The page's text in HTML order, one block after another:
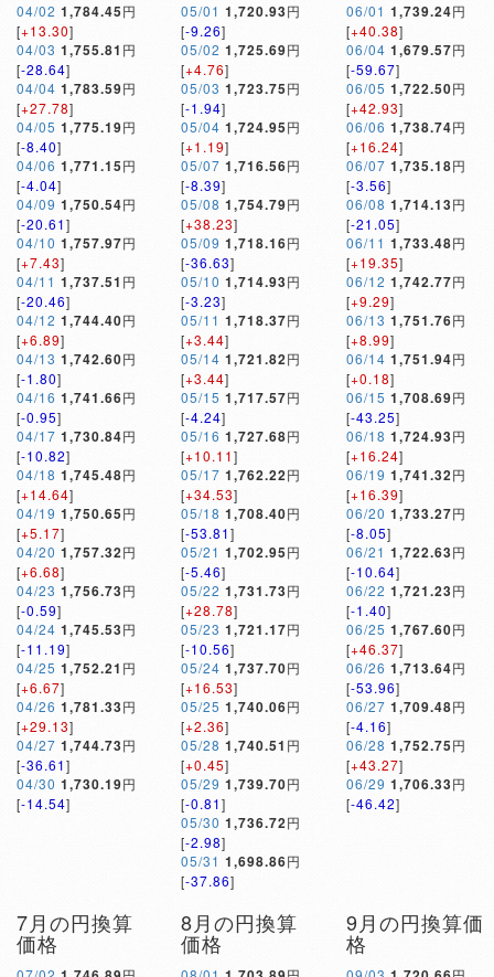
04/02 1,784.45円
[+13.30]
04/03 1,755.81 円
[-28.64]
04/04 1,783.59円
[+27.78]
04/05 1,775.19円
[-8.40]
04/06 1,771.15円
[-4.04]
04/09 1,750.54円
[-20.61]
04/10 1,757.97円
[+7.43]
04/11 1,737.51 円
[-20.46]
04/12 1,744.40円
[+6.89]
04/13 1,742.60円
[-1.80]
04/16 1,741.66円
[-0.95]
04/17 1,730.84円
[-10.82]
04/18 1,745.48円
[+14.64]
04/19 1,750.65円
[+5.17]
04/20 1,757.32円
[+6.68]
04/23 1,756.73円
[-0.59]
04/24 1,745.53円
[-11.19]
04/25 1,752.21 円
[+6.67]
04/26 1,781.33円
[+29.13]
04/27 1,744.73円
[-36.61]
04/30 1,730.19円
[-14.54]
05/01 1,720.93円
[-9.26]
05/02 1,725.69円
[+4.76]
05/03 1,723.75円
[-1.94]
05/04 1,724.95円
[+1.19]
05/07 1,716.56円
[-8.39]
05/08 1,754.79円
[+38.23]
05/09 1,718.16円
[-36.63]
05/10 1,714.93円
[-3.23]
05/11 1,718.37円
[+3.44]
05/14 1,721.82円
[+3.44]
05/15 1,717.57円
[-4.24]
05/16 1,727.68円
[+10.11]
05/17 1,762.22円
[+34.53]
05/18 1,708.40円
[-53.81]
05/21 1,702.95円
[-5.46]
05/22 1,731.73円
[+28.78]
05/23 1,721.17円
[-10.56]
05/24 1,737.70円
[+16.53]
05/25 1,740.06円
[+2.36]
05/28 1,740.51 円
[+0.45]
05/29 1,739.70円
[-0.81]
05/30 1,736.72円
[-2.98]
05/31 1,698.86円
[-37.86]
06/01 1,739.24円
[+40.38]
06/04 1,679.57円
[-59.67]
06/05 1,722.50円
[+42.93]
06/06 1,738.74円
[+16.24]
06/07 1,735.18円
[-3.56]
06/08 1,714.13円
[-21.05]
06/11 1,733.48円
[+19.35]
06/12 1,742.77円
[+9.29]
06/13 1,751.76円
[+8.99]
06/14 1,751.94円
[+0.18]
06/15 1,708.69円
[-43.25]
06/18 1,724.93円
[+16.24]
06/19 1,741.32円
[+16.39]
06/20 1,733.27円
[-8.05]
06/21 1,722.63円
[-10.64]
06/22 1,721.23円
[-1.40]
06/25 1,767.60円
[+46.37]
06/26 1,713.64円
[-53.96]
06/27 1,709.48円
[-4.16]
06/28 1,752.75円
[+43.27]
06/29 1,706.33円
[-46.42]
7月の円換算
価格
8月の円換算
価格
9月の円換算価
格